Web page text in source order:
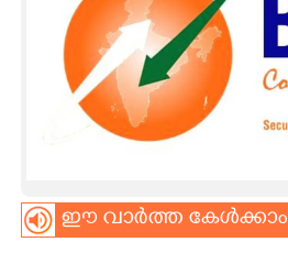
INFO+
CARTOONS
ഈ വാർത്ത കേൾക്കാം